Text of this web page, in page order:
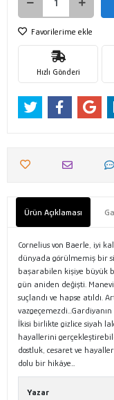
Favorilerime ekle
Hızlı Gönderi
Ürün Açıklaması
Cornelius von Baerle, iyi
dünyada görülmemiş bir
başarabilen kişiye büyük
gün aniden değişti.
suçlandı ve hapse atıldı.
İkisi birlikte gizlice siyah
hayallerini
dostluk, cesaret ve
dolu bir hikâye…
Yazar